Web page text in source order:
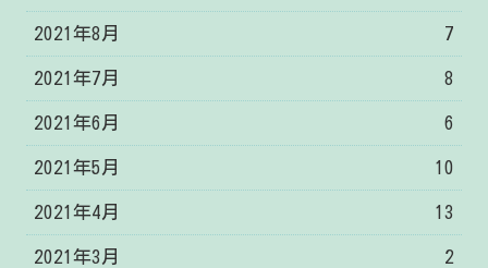
2021年8月 7
2021年7月 8
2021年6月 6
2021年5月 10
2021年4月 13
2021年3月 2